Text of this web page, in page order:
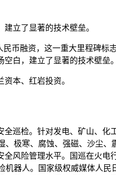
立了显著的技术壁垒。
币融资，这一重大里程碑
白，建立了显著的技术壁垒。
本、红岩投资。
巡检。针对发电、矿山、
极寒、腐蚀、强磁、沙尘
风险管理水平。国巡在火
器人。国家级权威媒体人